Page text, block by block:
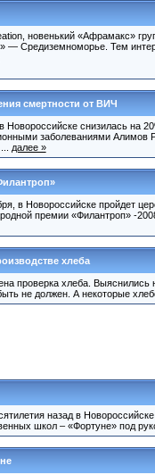
новенький «Афрамакс»
— Средиземноморье. Тем
смертности от ВИЧ
снизилась на
заболеваниями Алимов
далее »
в Новороссийске пройдет
премии «Филантроп» -
хлеба
проверка хлеба.
не должен. А некоторые
назад в
школ – «Фортуне» под